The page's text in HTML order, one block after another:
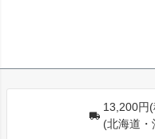
13,200円
(北海道・